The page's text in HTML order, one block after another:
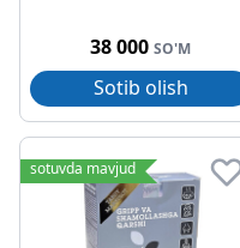
38 000 SO'M
Sotib olish
sotuvda mavjud